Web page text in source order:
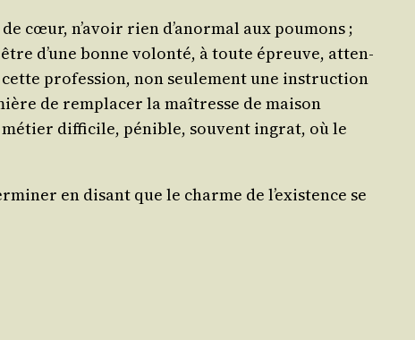
cœur, n’a­voir rien d’a­nor­mal aux pou­mons ;
d’une bonne volon­té, à toute épreuve, atten­
pro­fes­sion, non seule­ment une ins­truc­tion
de rem­pla­cer la maî­tresse de mai­son
métier dif­fi­cile, pénible, sou­vent ingrat, où le
en disant que le charme de l’exis­tence se